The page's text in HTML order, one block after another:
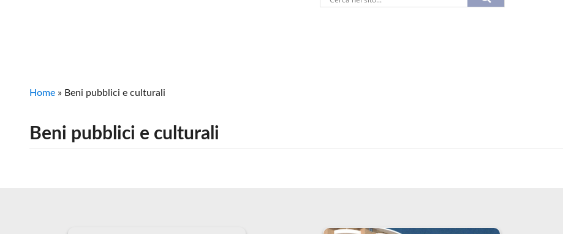
Home » Beni pubblici e culturali
Beni pubblici e culturali